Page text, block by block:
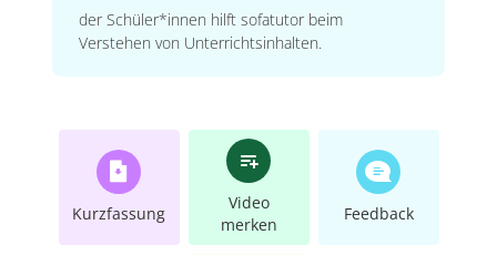
der Schüler*innen hilft sofatutor beim
Verstehen von Unterrichtsinhalten.
Kurzfassung
Video
merken
Feedback